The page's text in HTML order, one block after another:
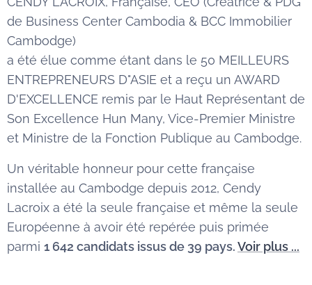
de Business Center Cambodia & BCC Immobilier
Cambodge)
a été élue comme étant dans le 50 MEILLEURS
ENTREPRENEURS D"ASIE et a reçu un AWARD
D'EXCELLENCE remis par le Haut Représentant de
Son Excellence Hun Many, Vice-Premier Ministre
et Ministre de la Fonction Publique au Cambodge.
Un véritable honneur pour cette française
installée au Cambodge depuis 2012, Cendy
Lacroix a été la seule française et même la seule
Européenne à avoir été repérée puis primée
parmi 1 642 candidats issus de 39 pays.Voir plus ...